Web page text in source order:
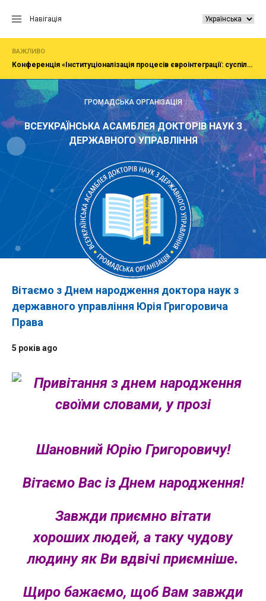
Навігація
ВАЖЛИВО
Конференція «Інституціоналізація процесів євроінтеграції: суспільство, економіка, адміністрування»
ГРОМАДСЬКА ОРГАНІЗАЦІЯ
ВСЕУКРАЇНСЬКА АСАМБЛЕЯ ДОКТОРІВ НАУК З
ДЕРЖАВНОГО УПРАВЛІННЯ
Вітаємо з Днем народження доктора наук з
державного управління Юрія Григоровича
Права
5 років ago
Шановний Юрію Григоровичу!
Вітаємо Вас із Днем народження!
Завжди приємно вітати
хороших людей, а таку чудову
людину як Ви вдвічі приємніше.
Щиро бажаємо, щоб Вам завжди